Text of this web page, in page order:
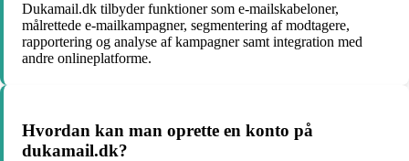
Dukamail.dk tilbyder funktioner som e-mailskabeloner,
målrettede e-mailkampagner, segmentering af modtagere,
rapportering og analyse af kampagner samt integration med
andre onlineplatforme.
Hvordan kan man oprette en konto på
dukamail.dk?